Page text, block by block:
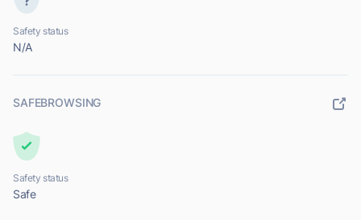
Safety status
N/A
SAFEBROWSING
Safety status
Safe